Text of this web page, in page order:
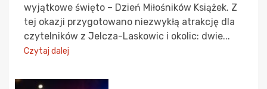
wyjątkowe święto – Dzień Miłośników Książek. Z
tej okazji przygotowano niezwykłą atrakcję dla
czytelników z Jelcza-Laskowic i okolic: dwie...
Czytaj dalej